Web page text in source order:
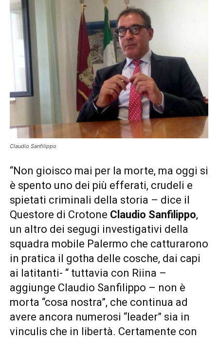
Claudio Sanfilippo
“Non gioisco mai per la morte, ma oggi si
è spento uno dei più efferati, crudeli e
spietati criminali della storia – dice il
Questore di Crotone Claudio Sanfilippo,
un altro dei segugi investigativi della
squadra mobile Palermo che catturarono
in pratica il gotha delle cosche, dai capi
ai latitanti- “ tuttavia con Riina –
aggiunge Claudio Sanfilippo – non è
morta “cosa nostra”, che continua ad
avere ancora numerosi “leader” sia in
vinculis che in libertà. Certamente con